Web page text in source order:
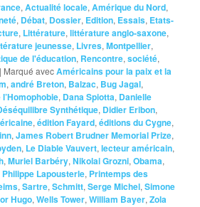
,Actualité locale,Amérique du Nord,
, Débat, Dossier, Edition, Essais, Etats-
, Littérature,littérature anglo-saxone,
jeunesse, Livres,Montpellier,
de l'éducation, Rencontre,société,
| Marqué avecAméricains pour la paix et la
,andré Breton, Balzac, Bug Jagal,
, Dana Spiotta, Danielle
Synthétique, Didier Eribon,
,édition Fayard,éditions du Cygne,
,James Robert Brudner Memorial Prize,
, Le Diable Vauvert,lecteur américain,
,Muriel Barbéry,Nikolai Grozni,Obama,
Philippe Lapousterle, Printemps des
,Sartre,Schmitt,Serge Michel,Simone
Hugo,Wells Tower,William Bayer,Zola